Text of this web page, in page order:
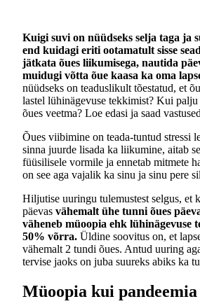
Kuigi suvi on nüüdseks selja taga ja
end kuidagi eriti ootamatult sisse
jätkata õues liikumisega, nautida
muidugi võtta õue kaasa ka oma
nüüdseks on teaduslikult tõestatud, et
lastel lühinägevuse tekkimist? Kui palju
õues veetma? Loe edasi ja saad
Õues viibimine on teada-tuntud stressi
sinna juurde lisada ka liikumine, aitab
füüsilisele vormile ja ennetab mitmete
on see aga vajalik ka sinu ja sinu pere
Hiljutise uuringu tulemustest selgus, et
päevas vähemalt ühe tunni õues
väheneb müoopia ehk lühinägevuse
50% võrra. Üldine soovitus on, et
vähemalt 2 tundi õues. Antud uuring
tervise jaoks on juba suureks abiks ka
Müoopia kui pandeemia